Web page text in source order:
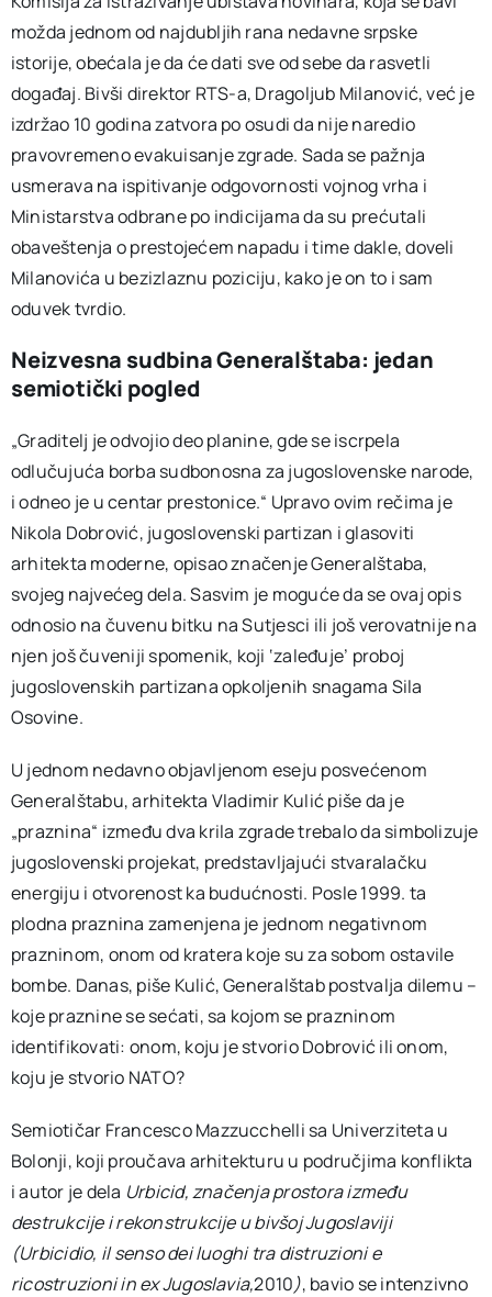
možda jednom od najdubljih rana nedavne srpske
istorije, obećala je da će dati sve od sebe da rasvetli
događaj. Bivši direktor RTS-a, Dragoljub Milanović, već je
izdržao 10 godina zatvora po osudi da nije naredio
pravovremeno evakuisanje zgrade. Sada se pažnja
usmerava na ispitivanje odgovornosti vojnog vrha i
Ministarstva odbrane po indicijama da su prećutali
obaveštenja o prestojećem napadu i time dakle, doveli
Milanovića u bezizlaznu poziciju, kako je on to i sam
oduvek tvrdio.
Neizvesna sudbina Generalštaba: jedan
semiotički pogled
„Graditelj je odvojio deo planine, gde se iscrpela
odlučujuća borba sudbonosna za jugoslovenske narode,
i odneo je u centar prestonice.“ Upravo ovim rečima je
Nikola Dobrović, jugoslovenski partizan i glasoviti
arhitekta moderne, opisao značenje Generalštaba,
svojeg najvećeg dela. Sasvim je moguće da se ovaj opis
odnosio na čuvenu bitku na Sutjesci ili još verovatnije na
njen još čuveniji spomenik, koji ‘zaleđuje’ proboj
jugoslovenskih partizana opkoljenih snagama Sila
Osovine.
U jednom nedavno objavljenom eseju posvećenom
Generalštabu, arhitekta Vladimir Kulić piše da je
„praznina“ između dva krila zgrade trebalo da simbolizuje
jugoslovenski projekat, predstavljajući stvaralačku
energiju i otvorenost ka budućnosti. Posle 1999. ta
plodna praznina zamenjena je jednom negativnom
prazninom, onom od kratera koje su za sobom ostavile
bombe. Danas, piše Kulić, Generalštab postvalja dilemu –
koje praznine se sećati, sa kojom se prazninom
identifikovati: onom, koju je stvorio Dobrović ili onom,
koju je stvorio NATO?
Semiotičar Francesco Mazzucchelli sa Univerziteta u
Bolonji, koji proučava arhitekturu u područjima konflikta
i autor je dela Urbicid, značenja prostora između
destrukcije i rekonstrukcije u bivšoj Jugoslaviji
(Urbicidio, il senso dei luoghi tra distruzioni e
ricostruzioni in ex Jugoslavia,2010), bavio se intenzivno